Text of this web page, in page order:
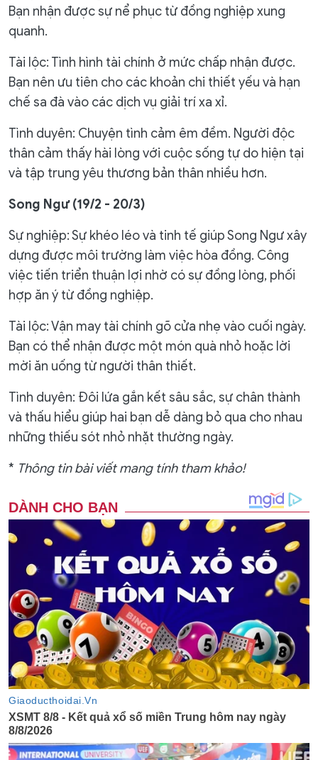
Bạn nhận được sự nể phục từ đồng nghiệp xung
quanh.
Tài lộc: Tình hình tài chính ở mức chấp nhận được.
Bạn nên ưu tiên cho các khoản chi thiết yếu và hạn
chế sa đà vào các dịch vụ giải trí xa xỉ.
Tình duyên: Chuyện tình cảm êm đềm. Người độc
thân cảm thấy hài lòng với cuộc sống tự do hiện tại
và tập trung yêu thương bản thân nhiều hơn.
Song Ngư (19/2 - 20/3)
Sự nghiệp: Sự khéo léo và tinh tế giúp Song Ngư xây
dựng được môi trường làm việc hòa đồng. Công
việc tiến triển thuận lợi nhờ có sự đồng lòng, phối
hợp ăn ý từ đồng nghiệp.
Tài lộc: Vận may tài chính gõ cửa nhẹ vào cuối ngày.
Bạn có thể nhận được một món quà nhỏ hoặc lời
mời ăn uống từ người thân thiết.
Tình duyên: Đôi lứa gắn kết sâu sắc, sự chân thành
và thấu hiểu giúp hai bạn dễ dàng bỏ qua cho nhau
những thiếu sót nhỏ nhặt thường ngày.
* Thông tin bài viết mang tính tham khảo!